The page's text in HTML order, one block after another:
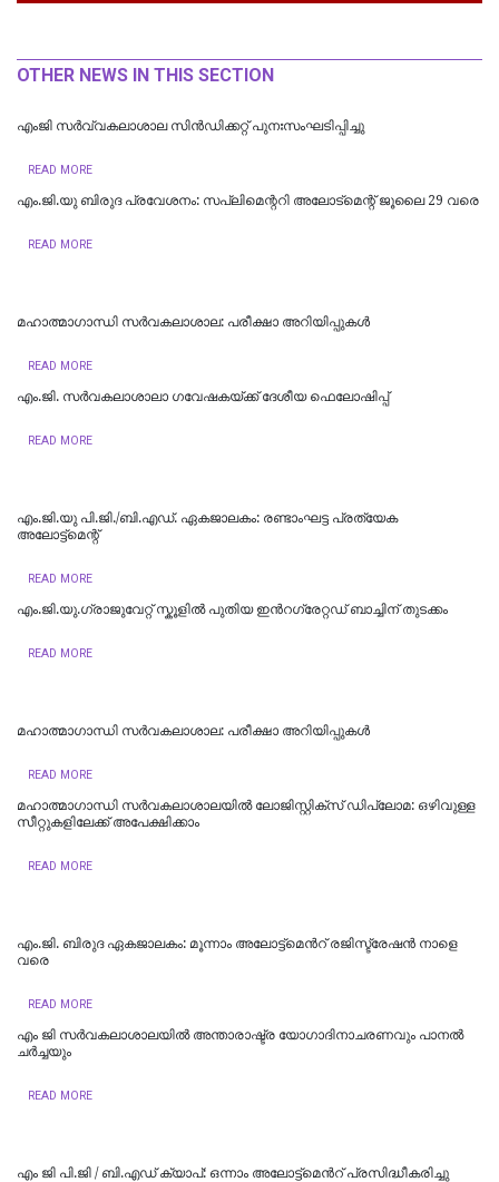
OTHER NEWS IN THIS SECTION
എംജി സർവ്വകലാശാല സിൻഡിക്കറ്റ് പുനഃസംഘടിപ്പിച്ചു
READ MORE
എം.ജി.യു ബിരുദ പ്രവേശനം: സപ്ലിമെന്ററി അലോട്മെന്റ് ജൂലൈ 29 വരെ
READ MORE
മഹാത്മാഗാന്ധി സർവകലാശാല: പരീക്ഷാ അറിയിപ്പുകൾ
READ MORE
എം.ജി. സര്‍വകലാശാലാ ഗവേഷകയ്ക്ക് ദേശീയ ഫെലോഷിപ്പ്
READ MORE
എം.ജി.യു പി.ജി./ബി.എഡ്. ഏകജാലകം: രണ്ടാംഘട്ട പ്രത്യേക
അലോട്ട്മെന്റ്
READ MORE
എം.ജി.യു.ഗ്രാജുവേറ്റ് സ്കൂളില്‍ പുതിയ ഇന്‍റഗ്രേറ്റഡ് ബാച്ചിന് തുടക്കം
READ MORE
മഹാത്മാഗാന്ധി സർവകലാശാല: പരീക്ഷാ അറിയിപ്പുകൾ
READ MORE
മഹാത്മാഗാന്ധി സര്‍വകലാശാലയില്‍ ലോജിസ്റ്റിക്സ് ഡിപ്ലോമ: ഒഴിവുള്ള
സീറ്റുകളിലേക്ക് അപേക്ഷിക്കാം
READ MORE
എം.ജി. ബിരുദ ഏകജാലകം: മൂന്നാം അലോട്ട്മെന്‍റ് രജിസ്ട്രേഷന്‍ നാളെ
വരെ
READ MORE
എം ജി സർവകലാശാലയിൽ അന്താരാഷ്ട്ര യോഗാദിനാചരണവും പാനൽ
ച‍ർച്ചയും
READ MORE
എം ജി പി.ജി / ബി.എഡ് ക്യാപ്: ഒന്നാം അലോട്ട്മെന്‍റ് പ്രസിദ്ധീകരിച്ചു